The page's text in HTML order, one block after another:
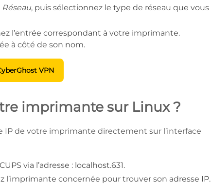
Réseau, puis sélectionnez le type de réseau que vous
l’entrée correspondant à votre imprimante.
à côté de son nom.
VPN
imprimante sur Linux ?
IP de votre imprimante directement sur l’interface
via l’adresse : localhost.631.
l’imprimante concernée pour trouver son adresse IP.